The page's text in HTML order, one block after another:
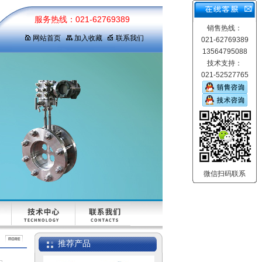
服务热线：021-62769389
网站首页 加入收藏 联系我们
推荐产品
销售热线：
021-62769389
13564795088
技术支持：
021-52527765
微信扫码联系